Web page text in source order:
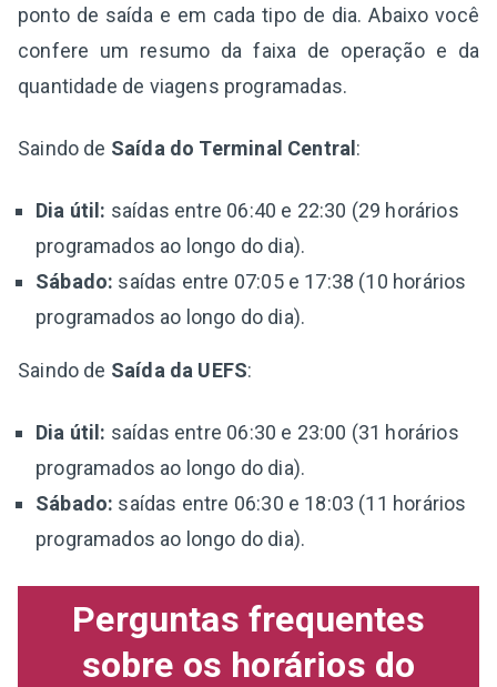
ponto de saída e em cada tipo de dia. Abaixo você
confere um resumo da faixa de operação e da
quantidade de viagens programadas.
Saindo de Saída do Terminal Central:
Dia útil: saídas entre 06:40 e 22:30 (29 horários
programados ao longo do dia).
Sábado: saídas entre 07:05 e 17:38 (10 horários
programados ao longo do dia).
Saindo de Saída da UEFS:
Dia útil: saídas entre 06:30 e 23:00 (31 horários
programados ao longo do dia).
Sábado: saídas entre 06:30 e 18:03 (11 horários
programados ao longo do dia).
Perguntas frequentes
sobre os horários do